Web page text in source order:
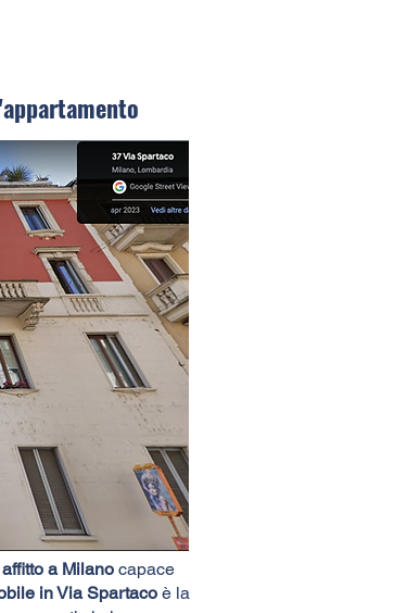
a Milano capace
in Via Spartaco è la